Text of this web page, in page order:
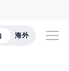
海外